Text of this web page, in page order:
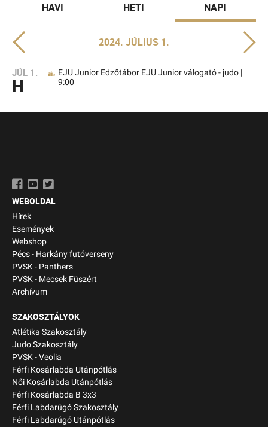
HAVI HETI NAPI
2024. JÚLIUS 1.
JÚL 1.
H
EJU Junior Edzőtábor EJU Junior válogató - judo |
9:00
WEBOLDAL
Hírek
Események
Webshop
Pécs - Harkány futóverseny
PVSK - Panthers
PVSK - Mecsek Füszért
Archívum
SZAKOSZTÁLYOK
Atlétika Szakosztály
Judo Szakosztály
PVSK - Veolia
Férfi Kosárlabda Utánpótlás
Női Kosárlabda Utánpótlás
Férfi Kosárlabda B 3x3
Férfi Labdarúgó Szakosztály
Férfi Labdarúgó Utánpótlás